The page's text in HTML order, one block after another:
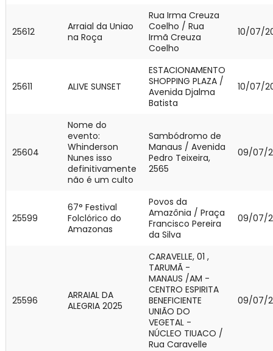
25612
Arraial da Uniao
na Roça
Rua Irma Creuza
Coelho / Rua
Irmã Creuza
Coelho
10/07/
25611 ALIVE SUNSET
ESTACIONAMENTO
SHOPPING PLAZA /
Avenida Djalma
Batista
10/07/
25604
Nome do
evento:
Whinderson
Nunes isso
definitivamente
não é um culto
Sambódromo de
Manaus / Avenida
Pedro Teixeira,
2565
09/07/
25599
67° Festival
Folclórico do
Amazonas
Povos da
Amazônia / Praça
Francisco Pereira
da Silva
09/07/
25596
ARRAIAL DA
ALEGRIA 2025
CARAVELLE, 01 ,
TARUMÃ -
MANAUS /AM -
CENTRO ESPIRITA
BENEFICIENTE
UNIÃO DO
VEGETAL -
NÚCLEO TIUACO /
Rua Caravelle
09/07/